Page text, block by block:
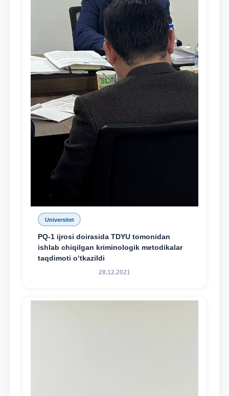
Universitet
PQ-1 ijrosi doirasida TDYU tomonidan
ishlab chiqilgan kriminologik metodikalar
taqdimoti o‘tkazildi
28.12.2021